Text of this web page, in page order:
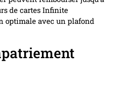
de cartes Infinite
optimale avec un plafond